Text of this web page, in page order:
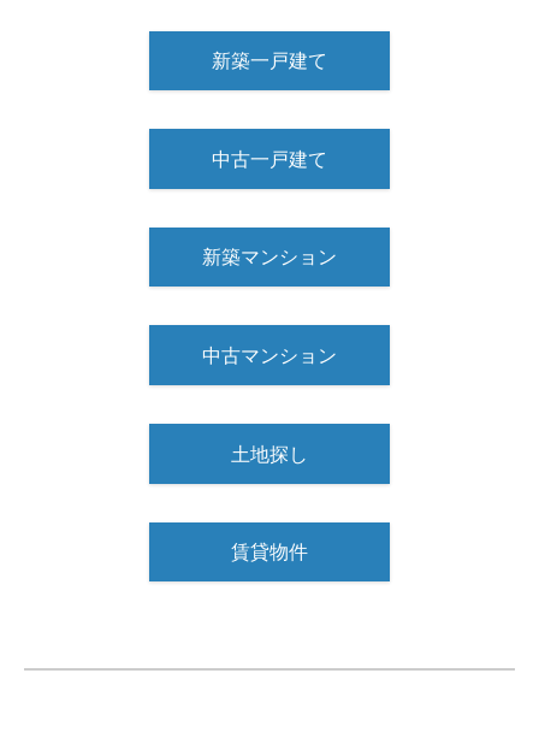
新築一戸建て
中古一戸建て
新築マンション
中古マンション
土地探し
賃貸物件